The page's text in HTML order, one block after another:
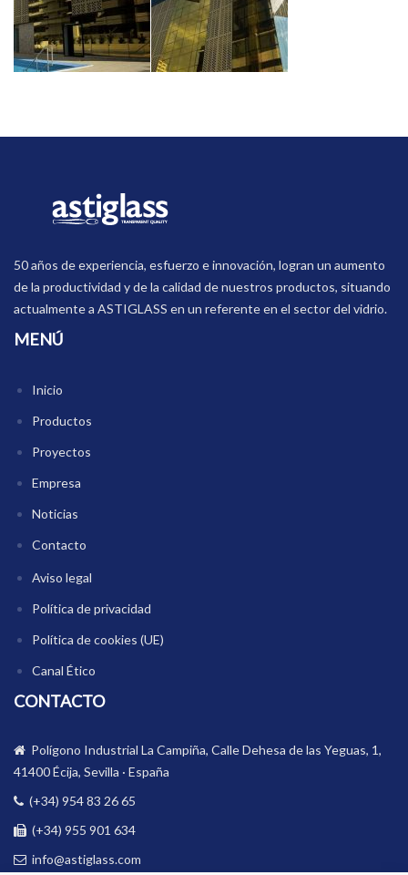
50 años de experiencia, esfuerzo e innovación, logran un aumento
de la productividad y de la calidad de nuestros productos, situando
actualmente a ASTIGLASS en un referente en el sector del vidrio.
MENÚ
Inicio
Productos
Proyectos
Empresa
Noticias
Contacto
Aviso legal
Política de privacidad
Política de cookies (UE)
Canal Ético
CONTACTO
Polígono Industrial La Campiña, Calle Dehesa de las Yeguas, 1,
41400 Écija, Sevilla · España
(+34) 954 83 26 65
(+34) 955 901 634
info@astiglass.com